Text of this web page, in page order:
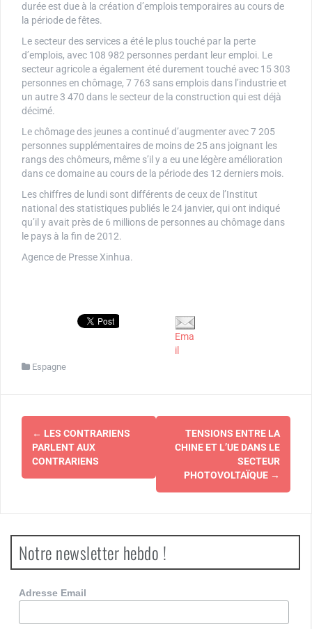
durée est due à la création d’emplois temporaires au cours de
la période de fêtes.
Le secteur des services a été le plus touché par la perte
d’emplois, avec 108 982 personnes perdant leur emploi. Le
secteur agricole a également été durement touché avec 15 303
personnes en chômage, 7 763 sans emplois dans l’industrie et
un autre 3 470 dans le secteur de la construction qui est déjà
décimé.
Le chômage des jeunes a continué d’augmenter avec 7 205
personnes supplémentaires de moins de 25 ans joignant les
rangs des chômeurs, même s’il y a eu une légère amélioration
dans ce domaine au cours de la période des 12 derniers mois.
Les chiffres de lundi sont différents de ceux de l’Institut
national des statistiques publiés le 24 janvier, qui ont indiqué
qu’il y avait près de 6 millions de personnes au chômage dans
le pays à la fin de 2012.
Agence de Presse Xinhua.
Ema
il
Espagne
Navigation
d'article
← LES CONTRARIENS
PARLENT AUX
CONTRARIENS
TENSIONS ENTRE LA
CHINE ET L’UE DANS LE
SECTEUR
PHOTOVOLTAÏQUE →
Notre newsletter hebdo !
Adresse Email